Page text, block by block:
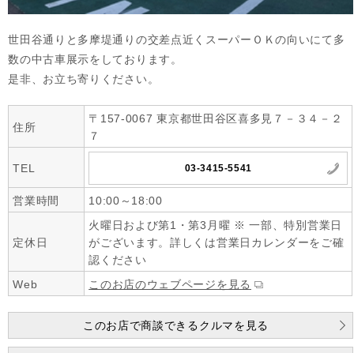
世田谷通りと多摩堤通りの交差点近くスーパーＯＫの向いにて多
数の中古車展示をしております。
是非、お立ち寄りください。
住所
〒157-0067 東京都世田谷区喜多見７－３４－２
７
TEL 03-3415-5541
営業時間 10:00～18:00
定休日
火曜日および第1・第3月曜 ※ 一部、特別営業日
がございます。詳しくは営業日カレンダーをご確
認ください
Web
このお店のウェブページを見る
このお店で商談できるクルマを見る